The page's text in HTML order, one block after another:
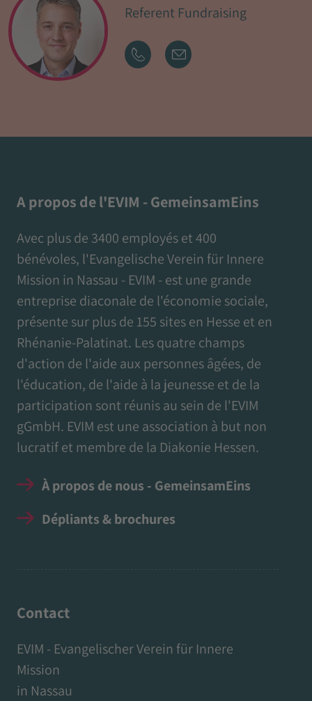
Referent Fundraising
A propos de l'EVIM - GemeinsamEins
Avec plus de 3400 employés et 400
bénévoles, l'Evangelische Verein für Innere
Mission in Nassau - EVIM - est une grande
entreprise diaconale de l'économie sociale,
présente sur plus de 155 sites en Hesse et en
Rhénanie-Palatinat. Les quatre champs
d'action de l'aide aux personnes âgées, de
l'éducation, de l'aide à la jeunesse et de la
participation sont réunis au sein de l'EVIM
gGmbH. EVIM est une association à but non
lucratif et membre de la Diakonie Hessen.
À propos de nous - GemeinsamEins
Dépliants & brochures
Contact
EVIM - Evangelischer Verein für Innere
Mission
in Nassau